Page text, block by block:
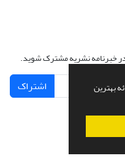
بهترین
در خبرنامه نشریه مشترک شوید.
اشتراک
سازی ازسیناوب